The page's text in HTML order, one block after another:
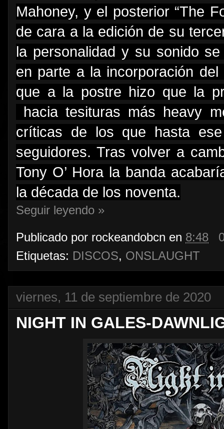
Mahoney, y el posterior “The
de cara a la edición de su
la personalidad y su sonido
en parte a la incorporación
que a la postre hizo que la
hacia tesituras más heavy
críticas de los que hasta
seguidores. Tras volver a
Tony O’ Hora la banda
la década de los noventa.
Seguir leyendo »
Publicado por rockeandobcn en 8:48
Etiquetas: DISCOS, ONSLAUGHT
viernes, 11 de septiembre de 2020
NIGHT IN GALES-